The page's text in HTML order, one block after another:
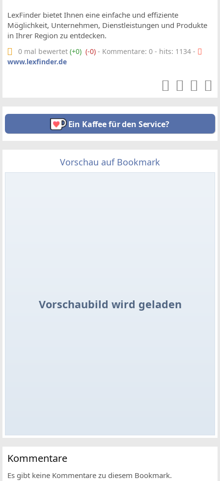
LexFinder bietet Ihnen eine einfache und effiziente
Möglichkeit, Unternehmen, Dienstleistungen und Produkte
in Ihrer Region zu entdecken.
0 mal bewertet (+0) (-0) - Kommentare: 0 - hits: 1134 -
www.lexfinder.de
Ein Kaffee für den Service?
Vorschau auf Bookmark
Vorschaubild wird geladen
Kommentare
Es gibt keine Kommentare zu diesem Bookmark.